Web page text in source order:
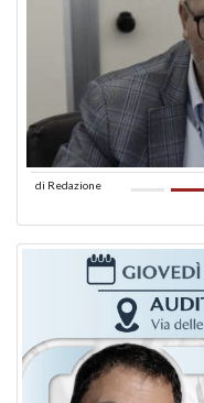
di Redazione